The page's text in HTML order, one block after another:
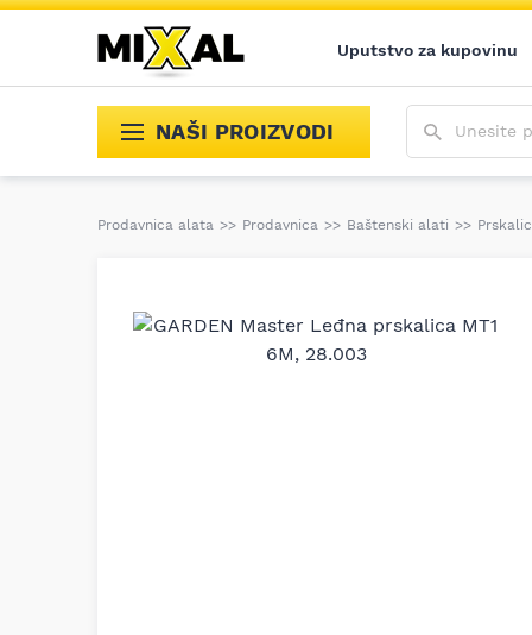
Uputstvo za kupovinu
NAŠI PROIZVODI
Prodavnica alata >> Prodavnica >> Baštenski alati >>